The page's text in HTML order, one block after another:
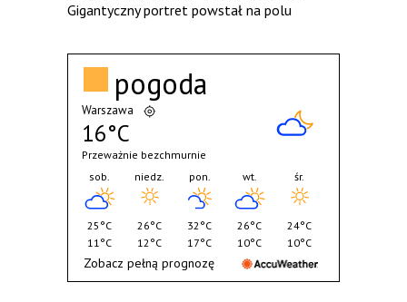
Gigantyczny portret powstał na polu
pogoda
Warszawa
16°C
Przeważnie bezchmurnie
sob.
25°C
11°C
niedz.
26°C
12°C
pon.
32°C
17°C
wt.
26°C
10°C
śr.
24°C
10°C
Zobacz pełną prognozę